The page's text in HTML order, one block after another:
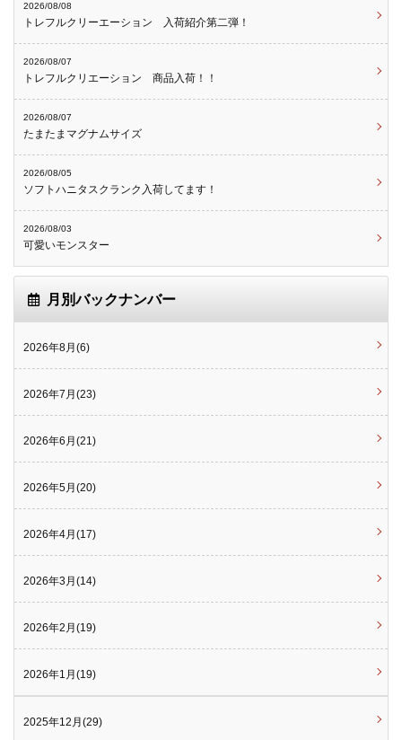
2026/08/08
トレフルクリーエーション 入荷紹介第二弾！
2026/08/07
トレフルクリエーション 商品入荷！！
2026/08/07
たまたまマグナムサイズ
2026/08/05
ソフトハニタスクランク入荷してます！
2026/08/03
可愛いモンスター
月別バックナンバー
2026年8月(6)
2026年7月(23)
2026年6月(21)
2026年5月(20)
2026年4月(17)
2026年3月(14)
2026年2月(19)
2026年1月(19)
2025年12月(29)